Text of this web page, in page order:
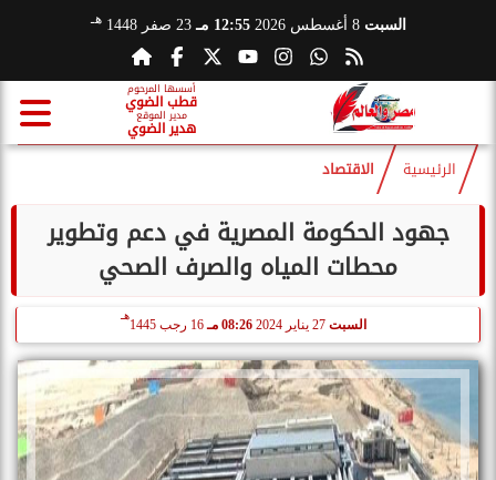
السبت 8 أغسطس 2026 12:55 مـ 23 صفر 1448 هـ
أسسها المرحوم
قطب الضوي
مدير الموقع
هدير الضوي
الرئيسية الاقتصاد
جهود الحكومة المصرية في دعم وتطوير
محطات المياه والصرف الصحي
السبت 08:26 مـ 16 رجب 1445
هـ